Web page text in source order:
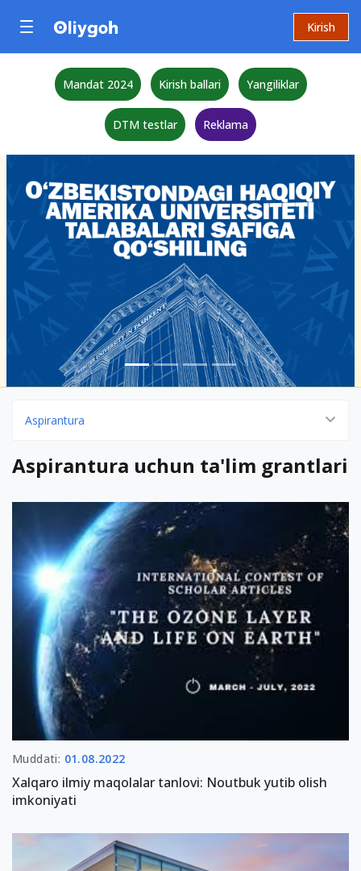
Kirish
Mandat 2024 Kirish ballari Yangiliklar
DTM testlar Reklama
Aspirantura
Aspirantura uchun ta'lim grantlari
Muddati: 01.08.2022
Xalqaro ilmiy maqolalar tanlovi: Noutbuk yutib olish
imkoniyati